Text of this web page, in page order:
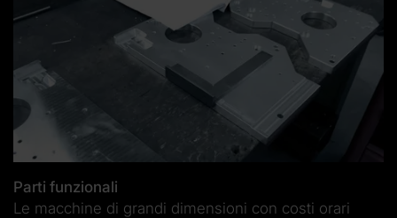
Parti funzionali
Le macchine di grandi dimensioni con costi orari